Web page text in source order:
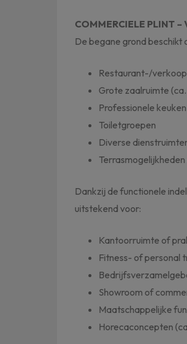
COMMERCIELE PLINT –
De begane grond beschikt
Restaurant-/
Grote zaalruimte
Professionele keuken
Toiletgroepen
Diverse
Dankzij de functionele
uitstekend voor:
Kantoorruimte of
Fitness- of personal
Showroom of
Maatschappelijke
Horecaconcepten